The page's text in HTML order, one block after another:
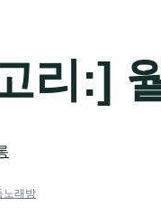
리:]
노래방